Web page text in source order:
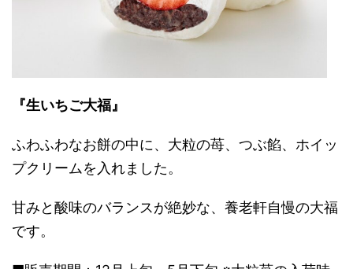
『生いちご大福』
ふわふわなお餅の中に、大粒の苺、つぶ餡、ホイッ
プクリームを入れました。
甘みと酸味のバランスが絶妙な、養老軒自慢の大福
です。